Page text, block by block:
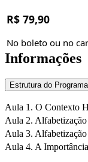
R$ 79,90
No boleto ou no
Informações
Estrutura do
Aula 1. O Contexto
Aula 2.
Aula 3. Alfabetização
Aula 4. A